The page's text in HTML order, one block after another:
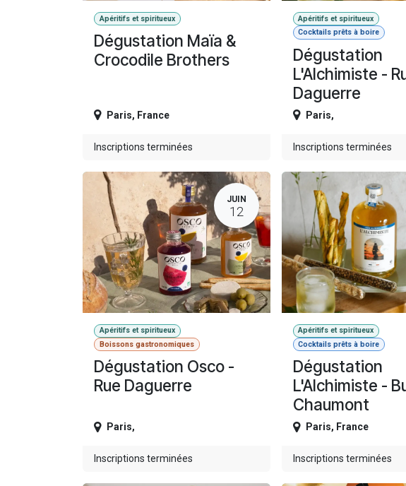
Apéritifs et spiritueux
Dégustation Maïa &
Crocodile Brothers
Paris, France
Inscriptions terminées
Apéritifs et spiritueux
Cocktails prêts à boire
Dégustation
L'Alchimiste -
Daguerre
Paris,
Inscriptions terminées
JUIN
12
Apéritifs et spiritueux
Boissons gastronomiques
Dégustation Osco -
Rue Daguerre
Paris,
Inscriptions terminées
Apéritifs et spiritueux
Cocktails prêts à boire
Dégustation
L'Alchimiste -
Chaumont
Paris, France
Inscriptions terminées